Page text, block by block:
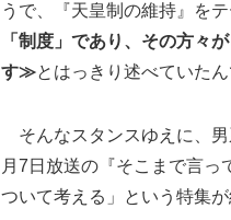
うで、『天皇制の維持』を
「制度」であり、その方々
す≫とはっきり述べていた
そんなスタンスゆえに、
月7日放送の『そこまで言っ
ついて考える」という特集が